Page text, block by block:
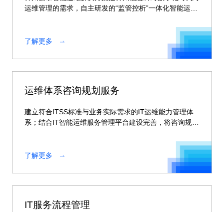
运维管理的需求，自主研发的“监管控析”一体化智能运维
了解更多
运维体系咨询规划服务
建立符合ITSS标准与业务实际需求的IT运维能力管理体
系；结合IT智能运维服务管理平台建设完善，将咨询规划
了解更多
IT服务流程管理